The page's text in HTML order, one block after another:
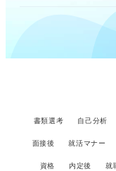
書類選考 自己分析
面接後 就活マナー
資格 内定後 就